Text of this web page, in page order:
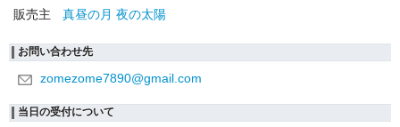
販売主
真昼の月 夜の太陽
お問い合わせ先
zomezome7890@gmail.com
当日の受付について